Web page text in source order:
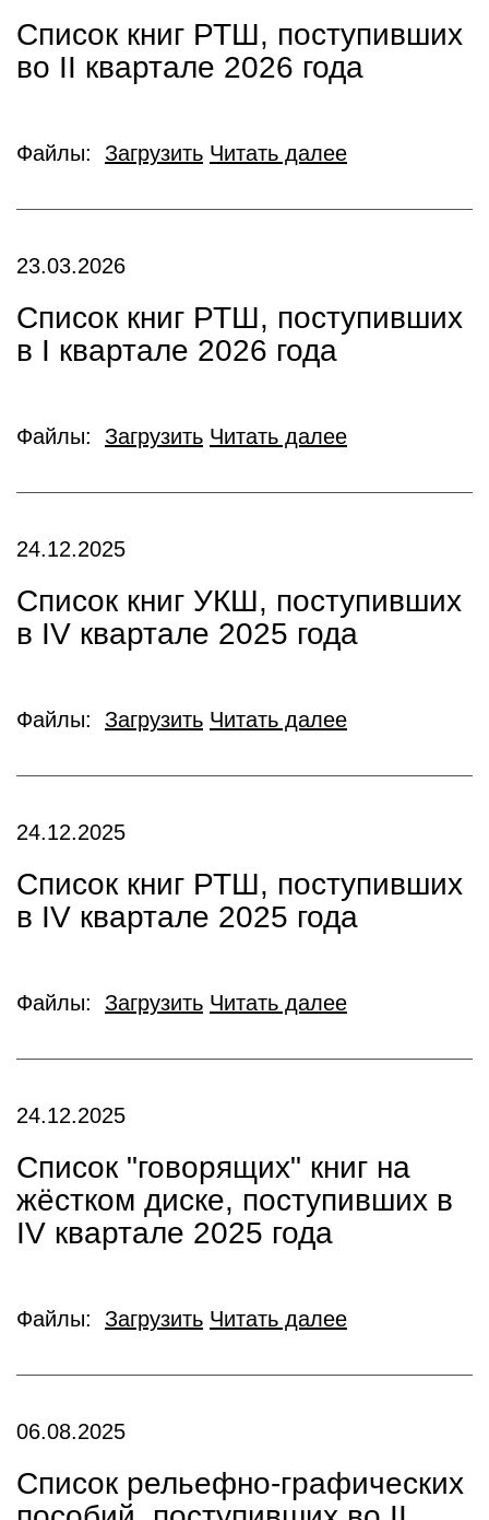
Список книг РТШ, поступивших
во II квартале 2026 года
Файлы: Загрузить Читать далее
23.03.2026
Список книг РТШ, поступивших
в I квартале 2026 года
Файлы: Загрузить Читать далее
24.12.2025
Список книг УКШ, поступивших
в IV квартале 2025 года
Файлы: Загрузить Читать далее
24.12.2025
Список книг РТШ, поступивших
в IV квартале 2025 года
Файлы: Загрузить Читать далее
24.12.2025
Список "говорящих" книг на
жёстком диске, поступивших в
IV квартале 2025 года
Файлы: Загрузить Читать далее
06.08.2025
Список рельефно-графических